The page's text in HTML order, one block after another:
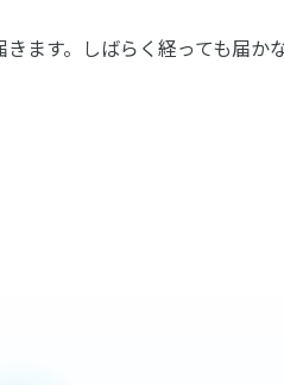
ます。しばらく経っても届か